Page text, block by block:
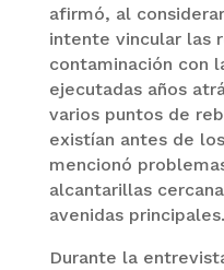
afirmó, al
intente vincular las
contaminación con
ejecutadas años
varios puntos de
existían antes de
mencionó
alcantarillas
avenidas principales.
Durante la